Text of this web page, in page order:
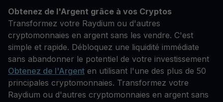
Obtenez de l'Argent grâce à vos Cryptos
Transformez votre Raydium ou d'autres
cryptomonnaies en argent sans les vendre. C'est
simple et rapide. Débloquez une liquidité immédiate
sans abandonner le potentiel de votre investissement
Obtenez de l'Argent en utilisant l'une des plus de 50
principales cryptomonnaies. Transformez votre
Raydium ou d'autres cryptomonnaies en argent sans